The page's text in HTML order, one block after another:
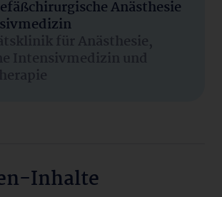
Anästhesie
für Anästhesie,
Intensivmedizin und
Inhalte